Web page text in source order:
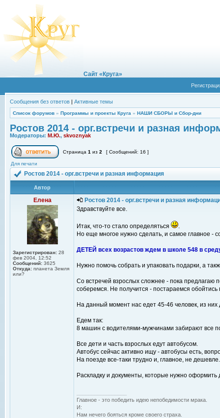
Сайт «Круга»
Сообщения без ответов | Активные темы
Список форумов » Программы и проекты Круга » НАШИ СБОРЫ и Сбор-дни
Ростов 2014 - орг.встречи и разная
Модераторы: М.Ю., skvoznyak
Страница 1 из 2 [ Сообщений: 16 ]
Для печати
Ростов 2014 - орг.встречи и разная информация
Автор
Елена
Зарегистрирован: 28
фев 2004, 12:52
Сообщений: 3625
Откуда: планета Земля
или?
Ростов 2014 - орг.встречи и разная
Здравствуйте все.
Итак, что-то стало определяться
.
Но еще многое нужно сделать, и самое главное -
ДЕТЕЙ всех возрастов ждем в школе 548 в
Нужно помочь собрать и упаковать подарки, а
Со встречей взрослых сложнее - пока предлагаю
соберемся. Не получится - постараемся обойтись
На данный момент нас едет 45-46 человек, из них
Едем так:
8 машин с водителями-мужчинами забирают все
Все дети и часть взрослых едут автобусом.
Автобус сейчас активно ищу - автобусы есть,
На поезде все-таки трудно и, главное, не дешевле.
Раскладку и документы, которые нужно
Главное - это победить идею непобедимости мрака.
И:
Нам нечего бояться кроме своего страха.